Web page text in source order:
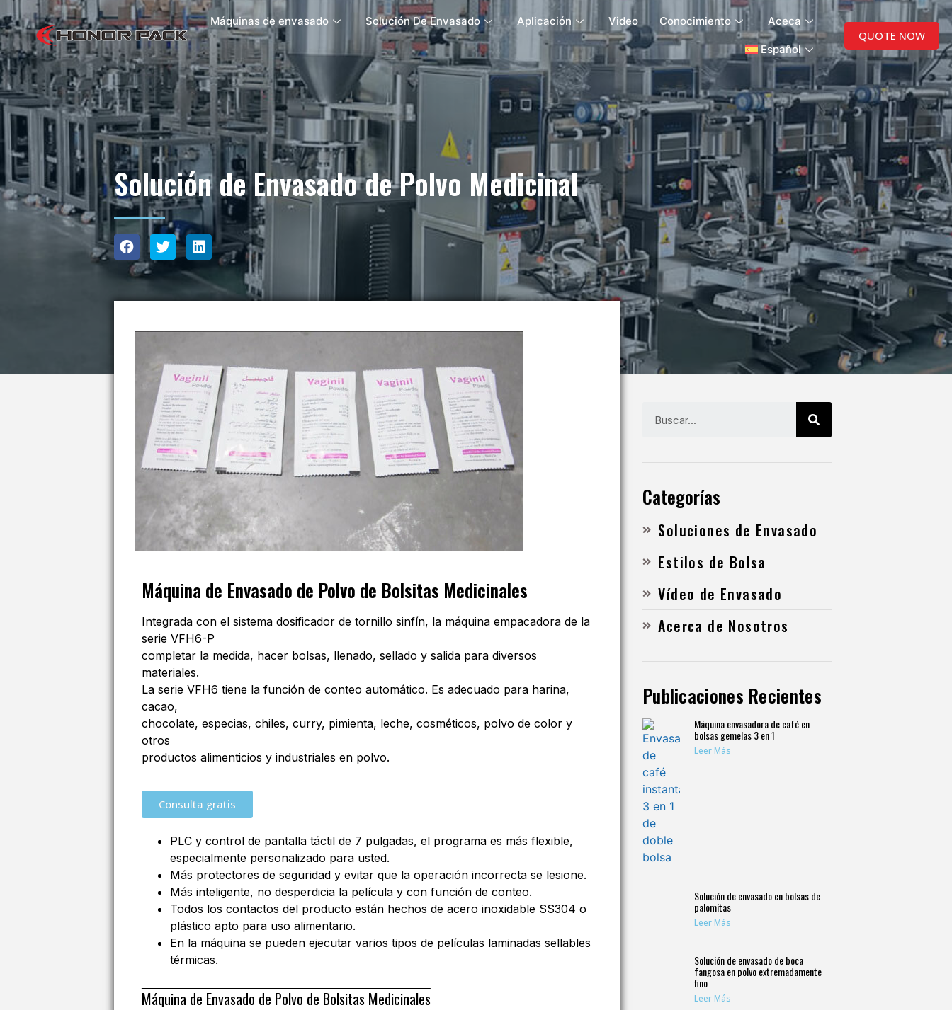
Máquinas de envasado Solución De Envasado Aplicación Video Conocimiento Aceca
Español
QUOTE NOW
Solución de Envasado de Polvo Medicinal
Máquina de Envasado de Polvo de Bolsitas Medicinales
Integrada con el sistema dosificador de tornillo sinfín, la máquina empacadora de la
serie VFH6-P
completar la medida, hacer bolsas, llenado, sellado y salida para diversos
materiales.
La serie VFH6 tiene la función de conteo automático. Es adecuado para harina,
cacao,
chocolate, especias, chiles, curry, pimienta, leche, cosméticos, polvo de color y
otros
productos alimenticios y industriales en polvo.
Consulta gratis
PLC y control de pantalla táctil de 7 pulgadas, el programa es más flexible,
especialmente personalizado para usted.
Más protectores de seguridad y evitar que la operación incorrecta se lesione.
Más inteligente, no desperdicia la película y con función de conteo.
Todos los contactos del producto están hechos de acero inoxidable SS304 o
plástico apto para uso alimentario.
En la máquina se pueden ejecutar varios tipos de películas laminadas sellables
térmicas.
Máquina de Envasado de Polvo de Bolsitas Medicinales
Categorías
Soluciones de Envasado
Estilos de Bolsa
Vídeo de Envasado
Acerca de Nosotros
Publicaciones Recientes
Máquina envasadora de café en
bolsas gemelas 3 en 1
Leer Más
Solución de envasado en bolsas de
palomitas
Leer Más
Solución de envasado de boca
fangosa en polvo extremadamente
fino
Leer Más